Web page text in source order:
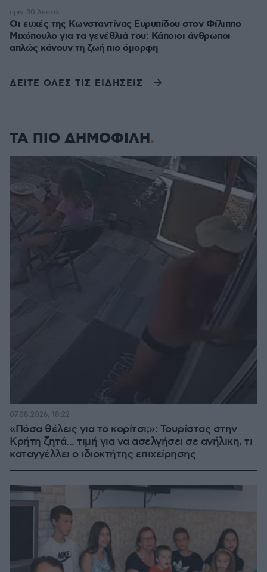
Οι ευχές της Κωνσταντίνας Ευρυπίδου στον Φίλιππο
Μιχόπουλο για τα γενέθλιά του: Κάποιοι άνθρωποι
απλώς κάνουν τη ζωή πιο όμορφη
πριν 30 λεπτά
ΔΕΙΤΕ ΟΛΕΣ ΤΙΣ ΕΙΔΗΣΕΙΣ
ΤΑ ΠΙΟ ΔΗΜΟΦΙΛΗ
«Πόσα θέλεις για το κορίτσι;»: Τουρίστας στην
Κρήτη ζητά... τιμή για να ασελγήσει σε ανήλικη, τι
καταγγέλλει ο ιδιοκτήτης επιχείρησης
07.08.2026, 18:22